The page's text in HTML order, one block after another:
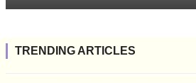
TRENDING ARTICLES